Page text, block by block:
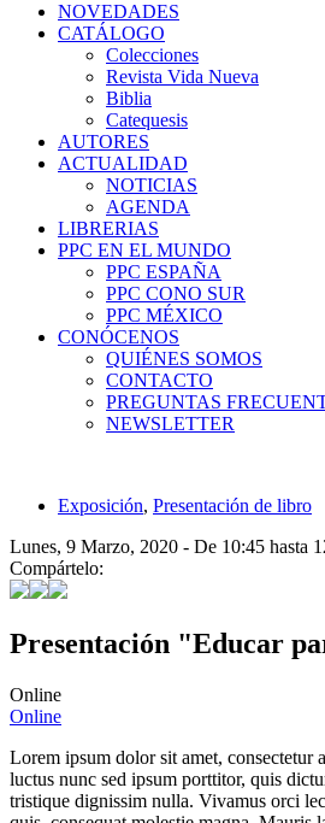
NOVEDADES
CATÁLOGO
Colecciones
Revista Vida Nueva
Biblia
Catequesis
AUTORES
ACTUALIDAD
NOTICIAS
AGENDA
LIBRERIAS
PPC EN EL MUNDO
PPC ESPAÑA
PPC CONO SUR
PPC MÉXICO
CONÓCENOS
QUIÉNES SOMOS
CONTACTO
PREGUNTAS
NEWSLETTER
Exposición, Presentación de libro
Lunes, 9 Marzo, 2020 - De 10:45 hasta
Compártelo:
Presentación "Educar
Online
Online
Lorem ipsum dolor sit amet, consectetur
luctus nunc sed ipsum porttitor, quis
tristique dignissim nulla. Vivamus orci